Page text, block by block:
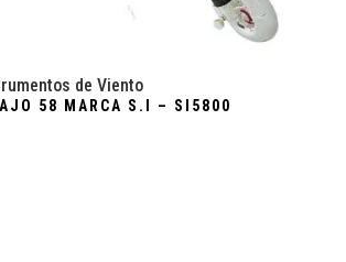
de Viento
58 MARCA S.I – SI5800